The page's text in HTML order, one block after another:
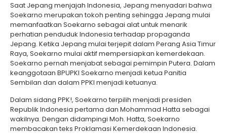
Saat Jepang menjajah Indonesia, Jepang menyadari bahwa
Soekarno merupakan tokoh penting sehingga Jepang mulai
memanfaatkan Soekarno sebagai alat untuk menarik
perhatian penduduk Indonesia terhadap propaganda
Jepang. Ketika Jepang mulai terjepit dalam Perang Asia Timur
Raya, Soekarno mulai aktif mempersiapkan kemerdekaan.
Soekarno pernah menjabat sebagai pemimpin Putera. Dalam
keanggotaan BPUPKI Soekarno menjadi ketua Panitia
Sembilan dan dalam PPKI menjadi ketuanya.
Dalam sidang PPK!, Soekarno terpilih menjadi presiden
Republik Indonesia pertama dan Mohammad Hatta sebagai
wakilnya. Dengan didampingi Moh. Hatta, Soekarno
membacakan teks Proklamasi Kemerdekaan Indonesia.